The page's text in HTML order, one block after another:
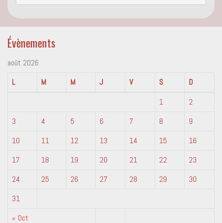
Évènements
août 2026
L
M M J V S D
« Oct
1
2
3
4 5 6 7 8
9
10
11 12 13 14 15
16
17
18 19 20 21 22
23
24
25 26 27 28 29
30
31